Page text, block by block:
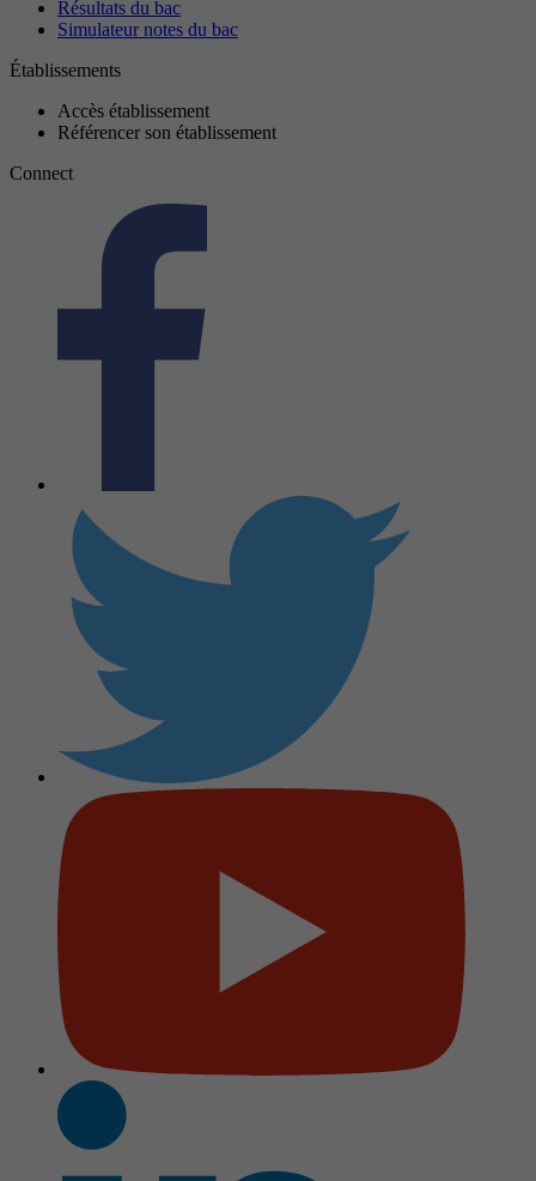
Résultats du bac
Simulateur notes du bac
Établissements
Accès établissement
Référencer son établissement
Connect